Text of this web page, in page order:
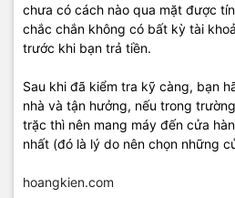
chưa có cách nào qua mặt được
chắc chắn không có bất kỳ tài
trước khi bạn trả tiền.
Sau khi đã kiểm tra kỹ càng, bạn
nhà và tận hưởng, nếu trong
trặc thì nên mang máy đến cửa
nhất (đó là lý do nên chọn những
hoangkien.com